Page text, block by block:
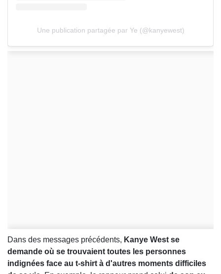
Une publication partagée par Ye (@kanyewest)
Dans des messages précédents, Kanye West se
demande où se trouvaient toutes les personnes
indignées face au t-shirt à d'autres moments difficiles